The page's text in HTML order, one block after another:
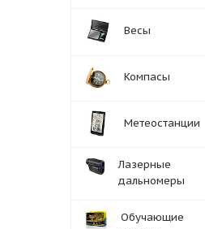
Весы
Компасы
Метеостанции
Лазерные
дальномеры
Обучающие